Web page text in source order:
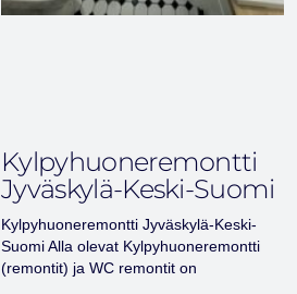
Kylpyhuoneremontti
Jyväskylä-Keski-Suomi
Kylpyhuoneremontti Jyväskylä-Keski-
Suomi Alla olevat Kylpyhuoneremontti
(remontit) ja WC remontit on